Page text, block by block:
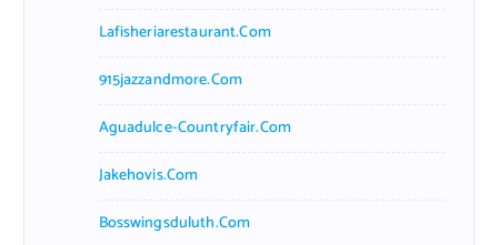
Lafisheriarestaurant.com
915jazzandmore.com
Aguadulce-Countryfair.com
Jakehovis.com
Bosswingsduluth.com